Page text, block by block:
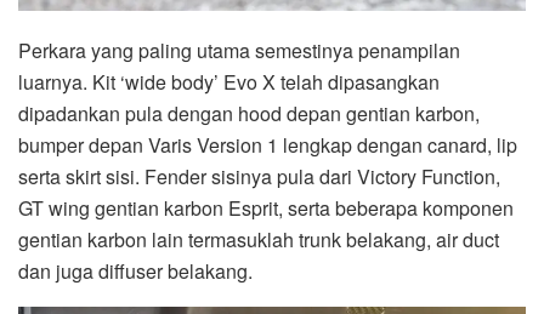
Perkara yang paling utama semestinya penampilan
luarnya. Kit ‘wide body’ Evo X telah dipasangkan
dipadankan pula dengan hood depan gentian karbon,
bumper depan Varis Version 1 lengkap dengan canard, lip
serta skirt sisi. Fender sisinya pula dari Victory Function,
GT wing gentian karbon Esprit, serta beberapa komponen
gentian karbon lain termasuklah trunk belakang, air duct
dan juga diffuser belakang.